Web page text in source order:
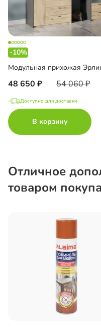
-10%
Модульная прихожая
48 650 54 060
Доступно для доставки
В корзину
Отличное
товаром